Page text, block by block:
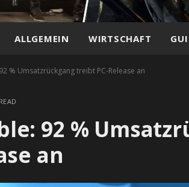
ALLGEMEIN WIRTSCHAFT
% Umsatzrückgang treibt PC-Release an
92 %
an